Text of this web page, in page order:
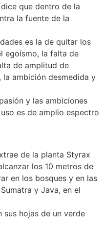
que dentro de la
la fuente de la
es la de quitar los
egoísmo, la falta de
de amplitud de
la ambición desmedida y
y las ambiciones
es de amplio espectro
de la planta Styrax
los 10 metros de
en los bosques y en las
y Java, en el
sus hojas de un verde